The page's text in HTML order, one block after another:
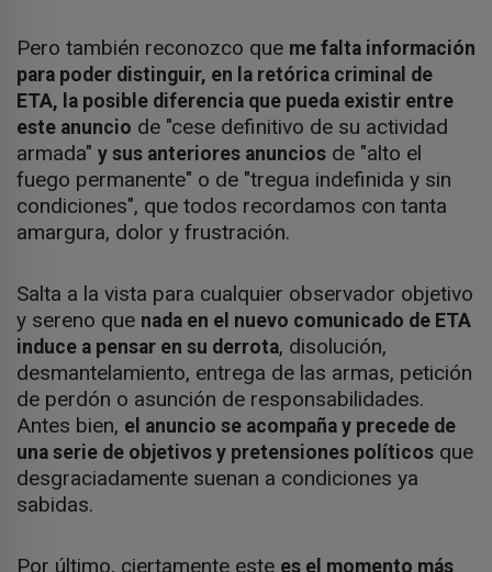
Pero también reconozco que me falta información
para poder distinguir, en la retórica criminal de
ETA, la posible diferencia que pueda existir entre
este anuncio de "cese definitivo de su actividad
armada" y sus anteriores anuncios de "alto el
fuego permanente" o de "tregua indefinida y sin
condiciones", que todos recordamos con tanta
amargura, dolor y frustración.
Salta a la vista para cualquier observador objetivo
y sereno que nada en el nuevo comunicado de ETA
induce a pensar en su derrota, disolución,
desmantelamiento, entrega de las armas, petición
de perdón o asunción de responsabilidades.
Antes bien, el anuncio se acompaña y precede de
una serie de objetivos y pretensiones políticos que
desgraciadamente suenan a condiciones ya
sabidas.
Por último, ciertamente este es el momento más